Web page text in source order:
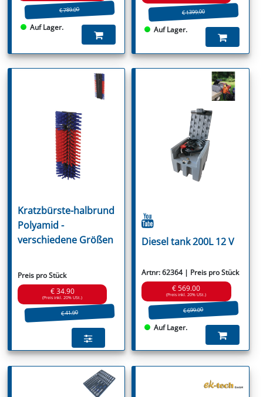
€ 789.00
Auf Lager.
€ 1399.00
Auf Lager.
Kratzbürste-halbrund
Polyamid -
verschiedene Größen
Preis pro Stück
€ 34.90
(Preis inkl. 20% USt.)
€ 41.90
Diesel tank 200L 12 V
Artnr: 62364 | Preis pro Stück
€ 569.00
(Preis inkl. 20% USt.)
€ 699.00
Auf Lager.